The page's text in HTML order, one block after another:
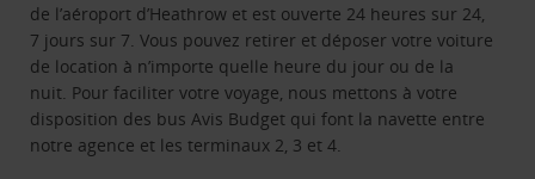
de l’aéroport d’Heathrow et est ouverte 24 heures sur 24,
7 jours sur 7. Vous pouvez retirer et déposer votre voiture
de location à n’importe quelle heure du jour ou de la
nuit. Pour faciliter votre voyage, nous mettons à votre
disposition des bus Avis Budget qui font la navette entre
notre agence et les terminaux 2, 3 et 4.